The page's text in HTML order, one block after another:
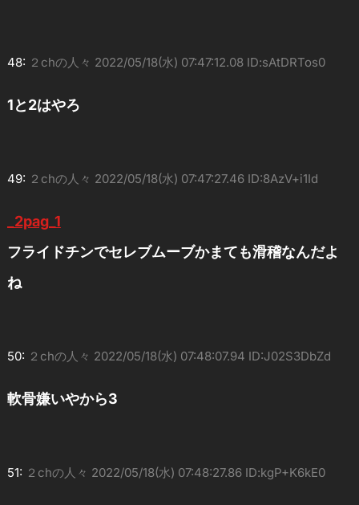
48: ２chの人々 2022/05/18(水) 07:47:12.08 ID:sAtDRTos0
1と2はやろ
49: ２chの人々 2022/05/18(水) 07:47:27.46 ID:8AzV+i1Id
_2pag_1
フライドチンでセレブムーブかまても滑稽なんだよ
ね
50: ２chの人々 2022/05/18(水) 07:48:07.94 ID:J02S3DbZd
軟骨嫌いやから3
51: ２chの人々 2022/05/18(水) 07:48:27.86 ID:kgP+K6kE0